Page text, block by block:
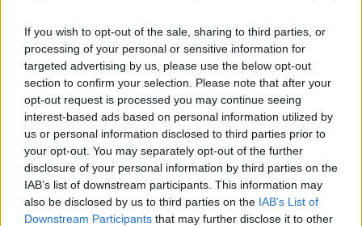
If you wish to opt-out of the sale, sharing to third parties, or
processing of your personal or sensitive information for
targeted advertising by us, please use the below opt-out
section to confirm your selection. Please note that after your
opt-out request is processed you may continue seeing
interest-based ads based on personal information utilized by
us or personal information disclosed to third parties prior to
your opt-out. You may separately opt-out of the further
disclosure of your personal information by third parties on the
IAB’s list of downstream participants. This information may
also be disclosed by us to third parties on the IAB’s List of
Downstream Participants that may further disclose it to other
Staff